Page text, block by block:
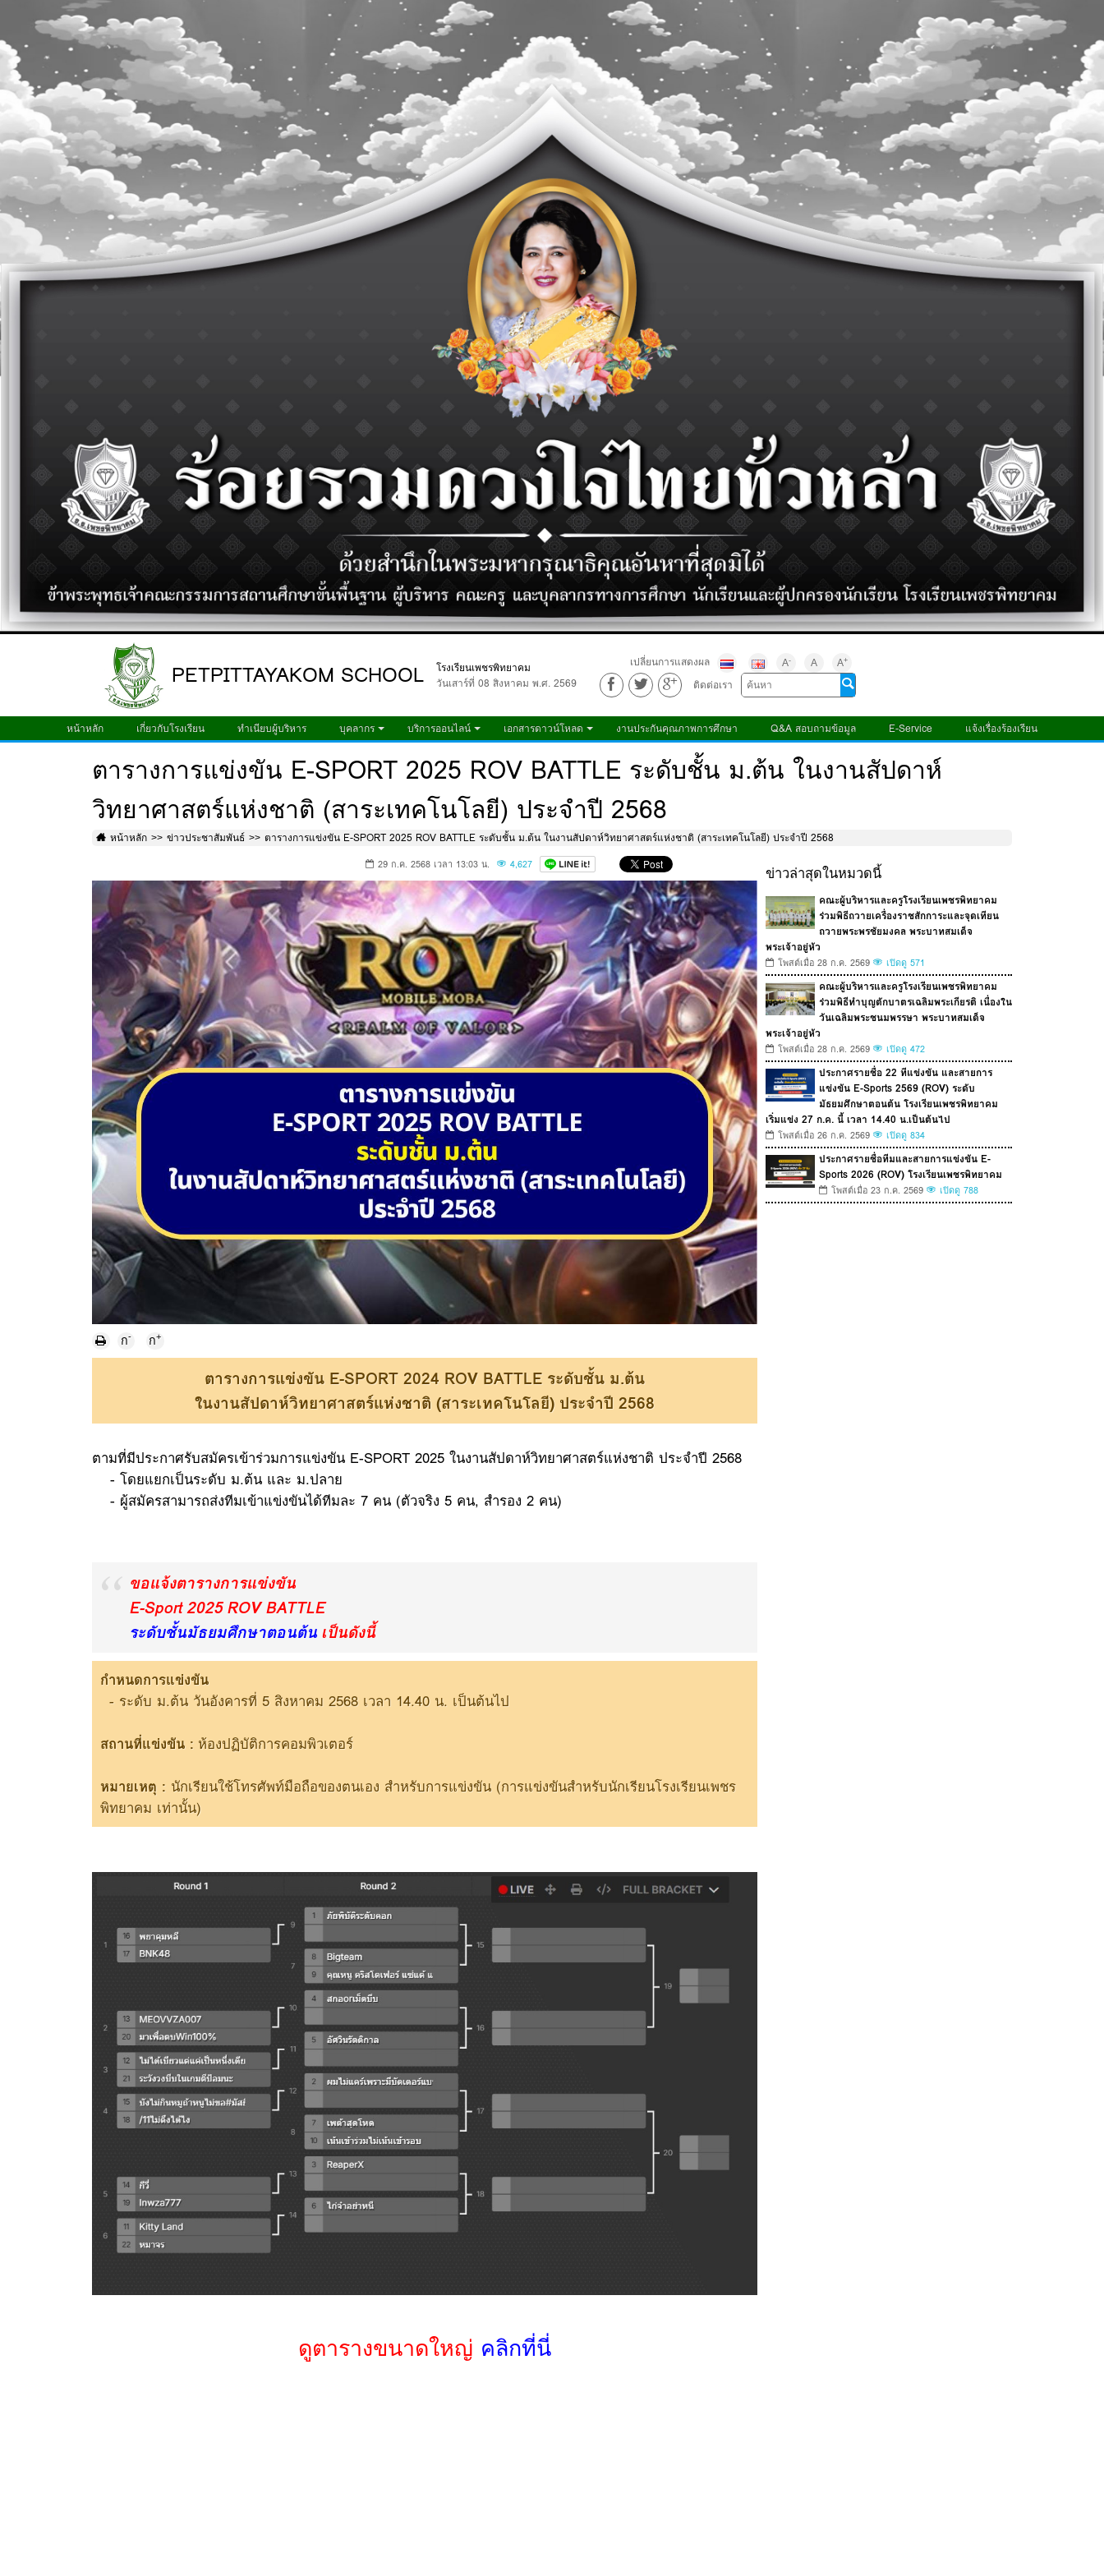
PETPITTAYAKOM SCHOOL
โรงเรียนเพชรพิทยาคม
วันเสาร์ที่ 08 สิงหาคม พ.ศ. 2569
เปลี่ยนการแสดงผล A- A A+
ติดต่อเรา
หน้าหลัก เกี่ยวกับโรงเรียน ทำเนียบผู้บริหาร บุคลากร บริการออนไลน์ เอกสารดาวน์โหลด งานประกันคุณภาพการศึกษา Q&A สอบถามข้อมูล E-Service แจ้งเรื่องร้องเรียน
ตารางการแข่งขัน E-SPORT 2025 ROV BATTLE ระดับชั้น ม.ต้น ในงานสัปดาห์
วิทยาศาสตร์แห่งชาติ (สาระเทคโนโลยี) ประจำปี 2568
หน้าหลัก ข่าวประชาสัมพันธ์ ตารางการแข่งขัน E-SPORT 2025 ROV BATTLE ระดับชั้น ม.ต้น ในงานสัปดาห์วิทยาศาสตร์แห่งชาติ (สาระเทคโนโลยี) ประจำปี 2568
29 ก.ค. 2568 เวลา 13:03 น. 4,627
ก- ก+
ตารางการแข่งขัน E-SPORT 2024 ROV BATTLE ระดับชั้น ม.ต้น
ในงานสัปดาห์วิทยาศาสตร์แห่งชาติ (สาระเทคโนโลยี) ประจำปี 2568
ตามที่มีประกาศรับสมัครเข้าร่วมการแข่งขัน E-SPORT 2025 ในงานสัปดาห์วิทยาศาสตร์แห่งชาติ ประจำปี 2568
- โดยแยกเป็นระดับ ม.ต้น และ ม.ปลาย
- ผู้สมัครสามารถส่งทีมเข้าแข่งขันได้ทีมละ 7 คน (ตัวจริง 5 คน, สำรอง 2 คน)
ขอแจ้งตารางการแข่งขัน
E-Sport 2025 ROV BATTLE
ระดับชั้นมัธยมศึกษาตอนต้น เป็นดังนี้
กำหนดการแข่งขัน
- ระดับ ม.ต้น วันอังคารที่ 5 สิงหาคม 2568 เวลา 14.40 น. เป็นต้นไป
สถานที่แข่งขัน : ห้องปฏิบัติการคอมพิวเตอร์
หมายเหตุ : นักเรียนใช้โทรศัพท์มือถือของตนเอง สำหรับการแข่งขัน (การแข่งขันสำหรับนักเรียนโรงเรียนเพชร
พิทยาคม เท่านั้น)
ดูตารางขนาดใหญ่ คลิกที่นี่
ข่าวล่าสุดในหมวดนี้
คณะผู้บริหารและครูโรงเรียนเพชรพิทยาคม
ร่วมพิธีถวายเครื่องราชสักการะและจุดเทียน
ถวายพระพรชัยมงคล พระบาทสมเด็จ
พระเจ้าอยู่หัว
โพสต์เมื่อ 28 ก.ค. 2569 เปิดดู 571
คณะผู้บริหารและครูโรงเรียนเพชรพิทยาคม
ร่วมพิธีทำบุญตักบาตรเฉลิมพระเกียรติ เนื่องใน
วันเฉลิมพระชนมพรรษา พระบาทสมเด็จ
พระเจ้าอยู่หัว
โพสต์เมื่อ 28 ก.ค. 2569 เปิดดู 472
ประกาศรายชื่อ 22 ทีแข่งขัน และสายการ
แข่งขัน E-Sports 2569 (ROV) ระดับ
มัธยมศึกษาตอนต้น โรงเรียนเพชรพิทยาคม
เริ่มแข่ง 27 ก.ค. นี้ เวลา 14.40 น.เป็นต้นไป
โพสต์เมื่อ 26 ก.ค. 2569 เปิดดู 834
ประกาศรายชื่อทีมและสายการแข่งขัน E-
Sports 2026 (ROV) โรงเรียนเพชรพิทยาคม
โพสต์เมื่อ 23 ก.ค. 2569 เปิดดู 788